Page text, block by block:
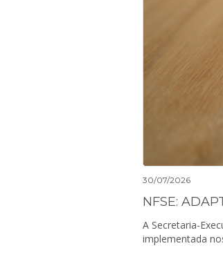
30/07/2026
A Secretaria-
implementada